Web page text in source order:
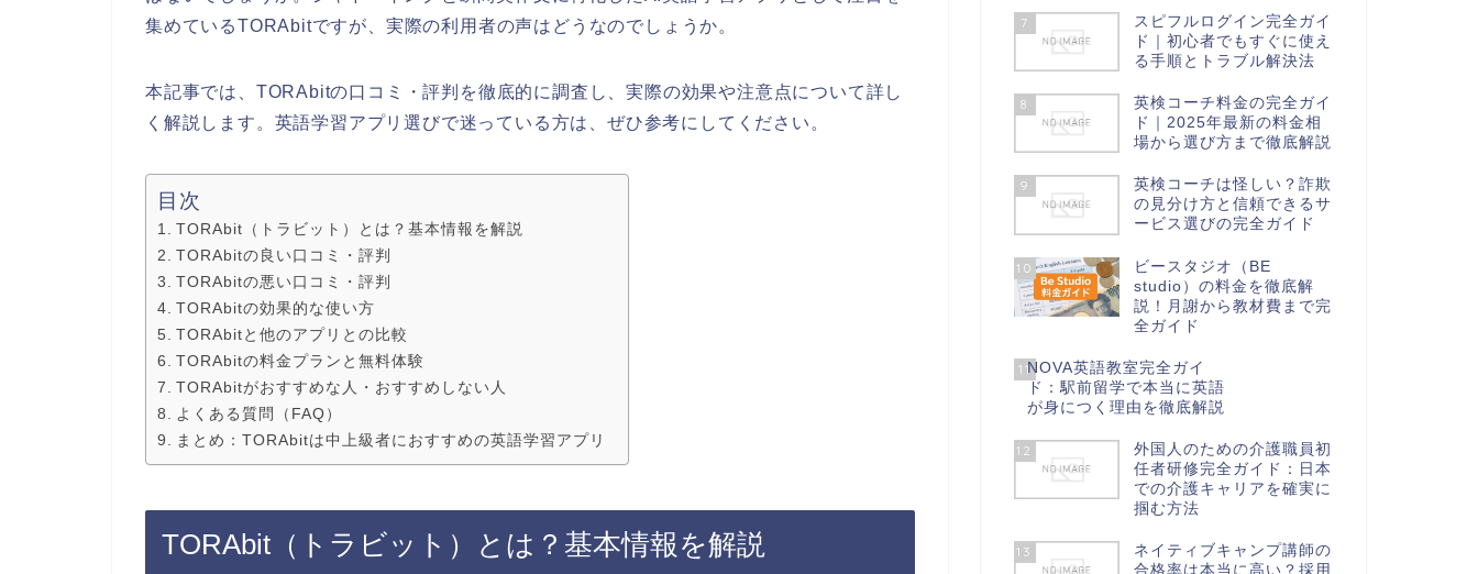
集めているTORAbitですが、実際の利用者の声はどうなのでしょうか。
本記事では、TORAbitの口コミ・評判を徹底的に調査し、実際の効果や注意点について詳し
く解説します。英語学習アプリ選びで迷っている方は、ぜひ参考にしてください。
目次
TORAbit（トラビット）とは？基本情報を解説
TORAbitの良い口コミ・評判
TORAbitの悪い口コミ・評判
TORAbitの効果的な使い方
TORAbitと他のアプリとの比較
TORAbitの料金プランと無料体験
TORAbitがおすすめな人・おすすめしない人
よくある質問（FAQ）
まとめ：TORAbitは中上級者におすすめの英語学習アプリ
TORAbit（トラビット）とは？基本情報を解説
7
スピフルログイン完全ガイ
ド｜初心者でもすぐに使え
る手順とトラブル解決法
8
英検コーチ料金の完全ガイ
ド｜2025年最新の料金相
場から選び方まで徹底解説
9
英検コーチは怪しい？詐欺
の見分け方と信頼できるサ
ービス選びの完全ガイド
10
ビースタジオ（BE
studio）の料金を徹底解
説！月謝から教材費まで完
全ガイド
11NOVA英語教室完全ガイ
ド：駅前留学で本当に英語
が身につく理由を徹底解説
12
外国人のための介護職員初
任者研修完全ガイド：日本
での介護キャリアを確実に
掴む方法
13
ネイティブキャンプ講師の
合格率は本当に高い？採用